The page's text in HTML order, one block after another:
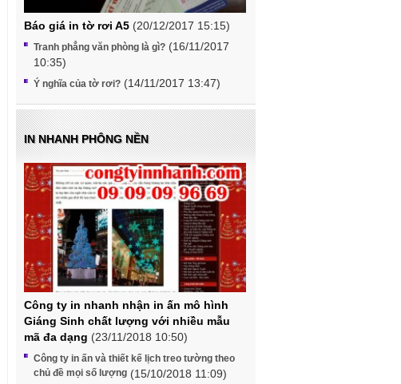
Báo giá in tờ rơi A5 (20/12/2017 15:15)
Tranh phẳng văn phòng là gì? (16/11/2017
10:35)
Ý nghĩa của tờ rơi? (14/11/2017 13:47)
IN NHANH PHÔNG NỀN
Công ty in nhanh nhận in ấn mô hình
Giáng Sinh chất lượng với nhiều mẫu
mã đa dạng (23/11/2018 10:50)
Công ty in ấn và thiết kế lịch treo tường theo
chủ đề mọi số lượng (15/10/2018 11:09)